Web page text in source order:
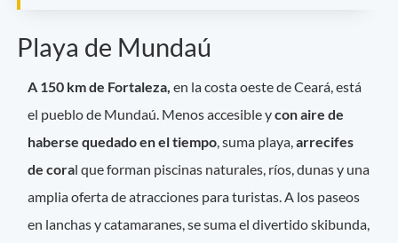
Playa de Mundaú
A 150 km de Fortaleza, en la costa oeste de Ceará, está
el pueblo de Mundaú. Menos accesible ycon aire de
haberse quedado en el tiempo, suma playa,arrecifes
de coral que forman piscinas naturales, ríos, dunas y una
amplia oferta de atracciones para turistas. A los paseos
en lanchas y catamaranes, se suma el divertido skibunda,